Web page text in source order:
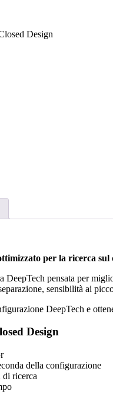
Design
per la ricerca sul
DeepTech pensata per
sensibilità ai
DeepTech e
Design
della configurazione
di ricerca